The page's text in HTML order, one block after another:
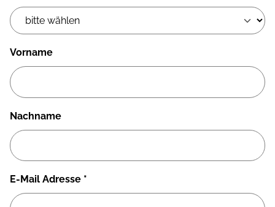
Vorname
Nachname
E-Mail Adresse *